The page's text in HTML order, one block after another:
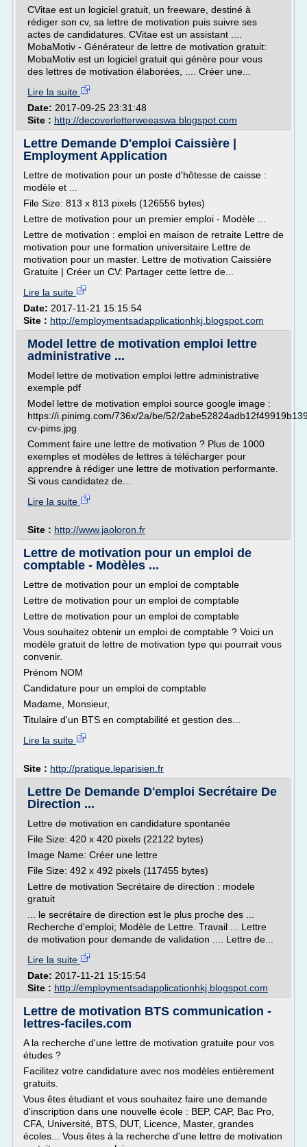
CVitae est un logiciel gratuit, un freeware, destiné à
rédiger son cv, sa lettre de motivation puis suivre ses
actes de candidatures. CVitae est un assistant ....
MobaMotiv - Générateur de lettre de motivation gratuit:
MobaMotiv est un logiciel gratuit qui génère pour vous
des lettres de motivation élaborées, .... Créer une...
Lire la suite
Date: 2017-09-25 23:31:48
Site : http://decoverletterweeaswa.blogspot.com
Lettre Demande D'emploi Caissière |
Employment Application
Lettre de motivation pour un poste d'hôtesse de caisse :
modèle et ...
File Size: 813 x 813 pixels (126556 bytes)
Lettre de motivation pour un premier emploi - Modèle ...
Lettre de motivation : emploi en maison de retraite Lettre de
motivation pour une formation universitaire Lettre de
motivation pour un master. Lettre de motivation Caissière
Gratuite | Créer un CV: Partager cette lettre de...
Lire la suite
Date: 2017-11-21 15:15:54
Site : http://employmentsadapplicationhkj.blogspot.com
Model lettre de motivation emploi lettre
administrative ...
Model lettre de motivation emploi lettre administrative
exemple pdf
Model lettre de motivation emploi source google image :
https://i.pinimg.com/736x/2a/be/52/
cv-pims.jpg
Comment faire une lettre de motivation ? Plus de 1000
exemples et modèles de lettres à télécharger pour
apprendre à rédiger une lettre de motivation performante.
Si vous candidatez de...
Lire la suite
Site : http://www.jaoloron.fr
Lettre de motivation pour un emploi de
comptable - Modèles ...
Lettre de motivation pour un emploi de comptable
Lettre de motivation pour un emploi de comptable
Lettre de motivation pour un emploi de comptable
Vous souhaitez obtenir un emploi de comptable ? Voici un
modèle gratuit de lettre de motivation type qui pourrait vous
convenir.
Prénom NOM
Candidature pour un emploi de comptable
Madame, Monsieur,
Titulaire d'un BTS en comptabilité et gestion des...
Lire la suite
Site : http://pratique.leparisien.fr
Lettre De Demande D'emploi Secrétaire De
Direction ...
Lettre de motivation en candidature spontanée
File Size: 420 x 420 pixels (22122 bytes)
Image Name: Créer une lettre
File Size: 492 x 492 pixels (117455 bytes)
Lettre de motivation Secrétaire de direction : modele
gratuit
... le secrétaire de direction est le plus proche des ...
Recherche d'emploi; Modèle de Lettre. Travail ... Lettre
de motivation pour demande de validation .... Lettre de...
Lire la suite
Date: 2017-11-21 15:15:54
Site : http://employmentsadapplicationhkj.blogspot.com
Lettre de motivation BTS communication -
lettres-faciles.com
A la recherche d'une lettre de motivation gratuite pour vos
études ?
Facilitez votre candidature avec nos modèles entièrement
gratuits.
Vous êtes étudiant et vous souhaitez faire une demande
d'inscription dans une nouvelle école : BEP, CAP, Bac Pro,
CFA, Université, BTS, DUT, Licence, Master, grandes
écoles... Vous êtes à la recherche d'une lettre de motivation